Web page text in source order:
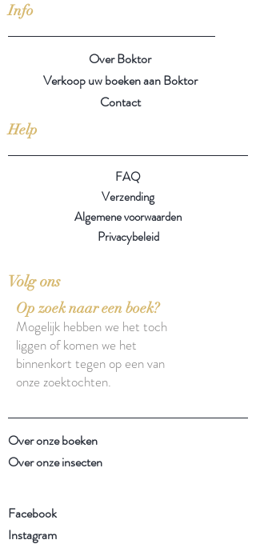
Info
Over Boktor
Verkoop uw boeken aan Boktor
Contact
Help
FAQ
Verzending
Algemene voorwaarden
Privacybeleid
Volg ons
Op zoek naar een boek?
Mogelijk hebben we het toch
liggen of komen we het
binnenkort tegen op een van
onze zoektochten.
Over onze boeken
Over onze insecten
Facebook
Instagram